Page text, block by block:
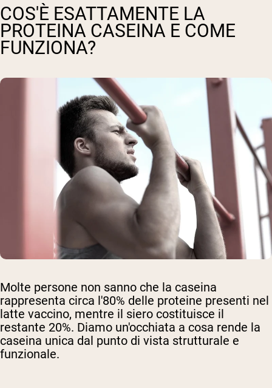
COS'È ESATTAMENTE LA
PROTEINA CASEINA E COME
FUNZIONA?
Molte persone non sanno che la caseina
rappresenta circa l'80% delle proteine presenti nel
latte vaccino, mentre il siero costituisce il
restante 20%. Diamo un'occhiata a cosa rende la
caseina unica dal punto di vista strutturale e
funzionale.